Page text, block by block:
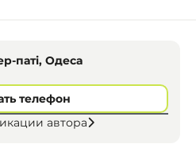
паті, Одеса
телефон
автора